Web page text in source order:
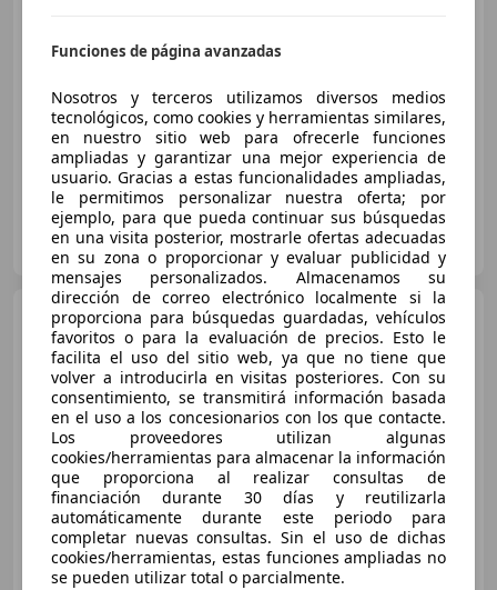
€ 8.990
04/2018 143.000 km Gasolina 88 kW (120 CV)
FLEXICAR ASTURIAS.
ES-33010 OVIEDO
Hyundai KONA1.6 CRDI
Klass 4x2 115
€ 13.890
Preciojusto
09/2018 83.313 km Diésel 85 kW (116 CV)
Funciones de página avanzadas
Nosotros y terceros utilizamos diversos medios
tecnológicos, como cookies y herramientas similares,
en nuestro sitio web para ofrecerle funciones
ampliadas y garantizar una mejor experiencia de
usuario. Gracias a estas funcionalidades ampliadas,
le permitimos personalizar nuestra oferta; por
ejemplo, para que pueda continuar sus búsquedas
en una visita posterior, mostrarle ofertas adecuadas
en su zona o proporcionar y evaluar publicidad y
mensajes personalizados. Almacenamos su
dirección de correo electrónico localmente si la
proporciona para búsquedas guardadas, vehículos
favoritos o para la evaluación de precios. Esto le
facilita el uso del sitio web, ya que no tiene que
volver a introducirla en visitas posteriores. Con su
consentimiento, se transmitirá información basada
en el uso a los concesionarios con los que contacte.
Los proveedores utilizan algunas
cookies/herramientas para almacenar la información
que proporciona al realizar consultas de
financiación durante 30 días y reutilizarla
automáticamente durante este periodo para
completar nuevas consultas. Sin el uso de dichas
cookies/herramientas, estas funciones ampliadas no
se pueden utilizar total o parcialmente.